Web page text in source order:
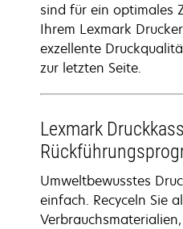
sind für ein optimales
Ihrem Lexmark
exzellente
zur letzten Seite.
Lexmark
Umweltbewusstes
einfach. Recyceln Sie